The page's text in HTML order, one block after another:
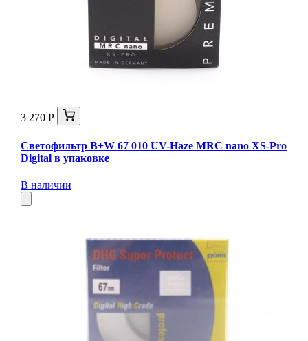
3 270 Р
Светофильтр B+W 67 010 UV-Haze MRC nano XS-Pro
Digital в упаковке
В наличии